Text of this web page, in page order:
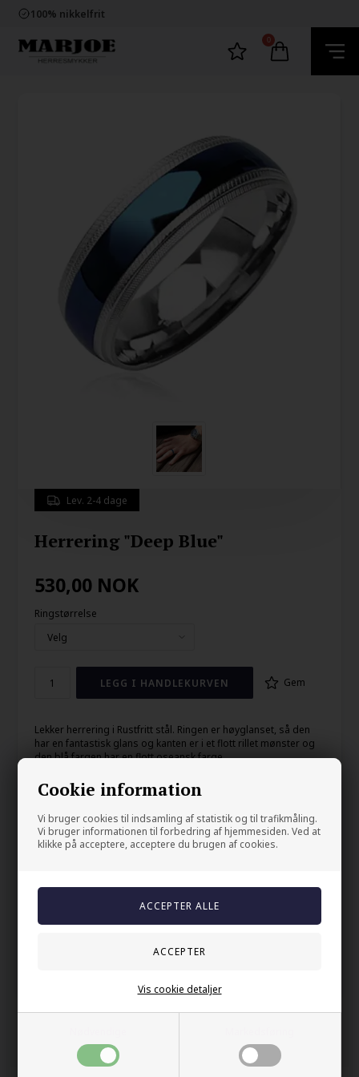
Cookie information
Vi bruger cookies til indsamling af statistik og til trafikmåling.
Vi bruger informationen til forbedring af hjemmesiden. Ved at
klikke på acceptere, acceptere du brugen af cookies.
Vis cookie detaljer
100% nikkelfrit
60 dager bytte & returret
Trygg E-Handel
0
Lev. 2-4 dage
Herrering "Deep Blue"
530,00 NOK
Ringstørrelse
Gem
Lekker herrering i Rustfritt stål. Ringen er høyglanset, så den
har en fantastisk glans og kanten er i et flott rillet mønster og
den blå fargen har en flott oseansk farge.
For herren som gjerne vil være litt smartere.
8mm bred
Din sikkerhet
Levering 2-4 dage fra DK
Andre kjøpte også